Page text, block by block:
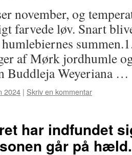
november, og
farvede løv. Snart
af Mørk jordhumle
Buddleja Weyeriana …
2024 | Skriv en kommentar
har indfundet
går på hæld.